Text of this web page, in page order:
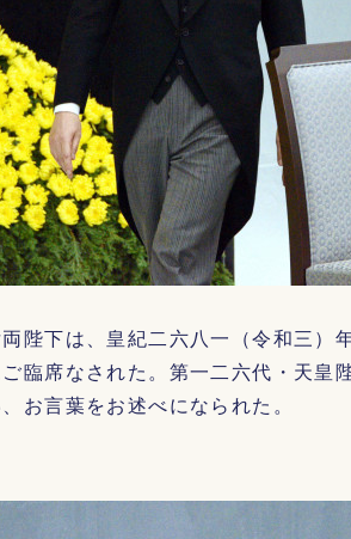
陛下は、皇紀二六八一（令和三）
ご臨席なされた。第一二六代・天皇
お言葉をお述べになられた。